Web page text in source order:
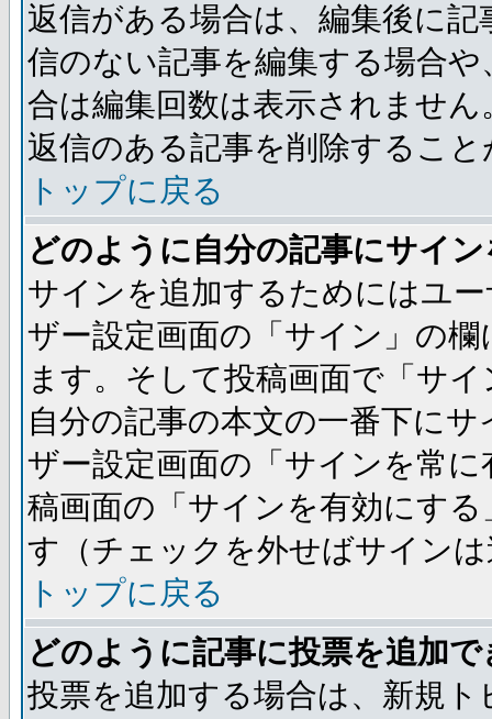
返信がある場合は、編集後に
信のない記事を編集する場合
合は編集回数は表示されませ
返信のある記事を削除するこ
トップに戻る
どのように自分の記事にサイ
サインを追加するためにはユ
ザー設定画面の「サイン」の
ます。そして投稿画面で「サ
自分の記事の本文の一番下に
ザー設定画面の「サインを常
稿画面の「サインを有効にす
す（チェックを外せばサイン
トップに戻る
どのように記事に投票を追加
投票を追加する場合は、新規